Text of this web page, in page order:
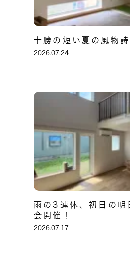
十勝の短い夏の風物詩
2026.07.24
雨の3連休、初日の明
会開催！
2026.07.17